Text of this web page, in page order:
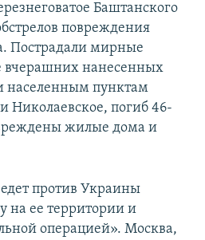
Баштанского
повреждения
Пострадали мирные
вчерашних нанесенных
населенным пунктам
Николаевское, погиб 46-
жилые дома и
против Украины
на ее территории и
операцией». Москва,